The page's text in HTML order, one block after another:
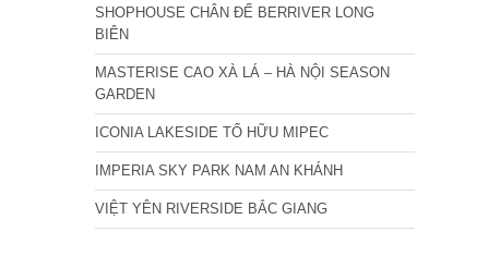
SHOPHOUSE CHÂN ĐẾ BERRIVER LONG
BIÊN
MASTERISE CAO XÀ LÁ – HÀ NỘI SEASON
GARDEN
ICONIA LAKESIDE TỐ HỮU MIPEC
IMPERIA SKY PARK NAM AN KHÁNH
VIỆT YÊN RIVERSIDE BẮC GIANG